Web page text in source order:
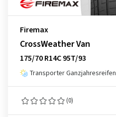
Firemax
CrossWeather Van
175/70 R14C 95T/93
Transporter Ganzjahresreifen
(0)